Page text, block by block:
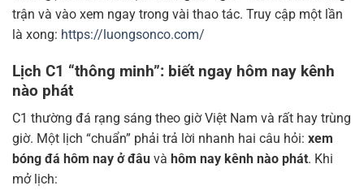
trận và vào xem ngay trong vài thao tác. Truy cập một lần
là xong: https://luongsonco.com/
Lịch C1 “thông minh”: biết ngay hôm nay kênh
nào phát
C1 thường đá rạng sáng theo giờ Việt Nam và rất hay trùng
giờ. Một lịch “chuẩn” phải trả lời nhanh hai câu hỏi: xem
bóng đá hôm nay ở đâu và hôm nay kênh nào phát. Khi
mở lịch: